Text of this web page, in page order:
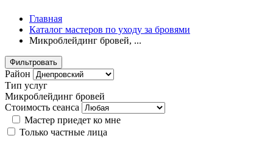
Главная
Каталог мастеров по уходу за бровями
Микроблейдинг бровей, ...
Фильтровать
Район
Тип услуг
Микроблейдинг бровей
Стоимость сеанса
Мастер приедет ко мне
Только частные лица